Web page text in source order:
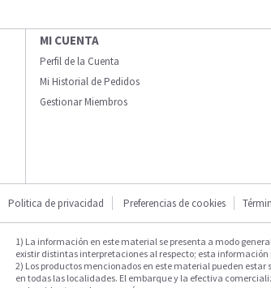
MI CUENTA
Perfil de la Cuenta
Mi Historial de Pedidos
Gestionar Miembros
Politica de privacidad Preferencias de cookies
1) La información en este material se presenta a modo
existir distintas interpretaciones al respecto; esta
2) Los productos mencionados en este material pueden
en todas las localidades. El embarque y la efectiva